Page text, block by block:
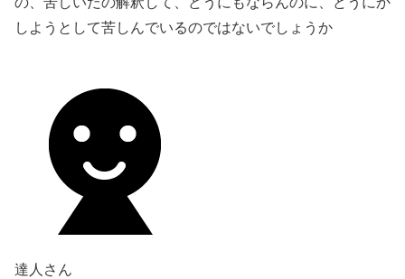
しようとして苦しんでいるのではないでしょうか
達人さん